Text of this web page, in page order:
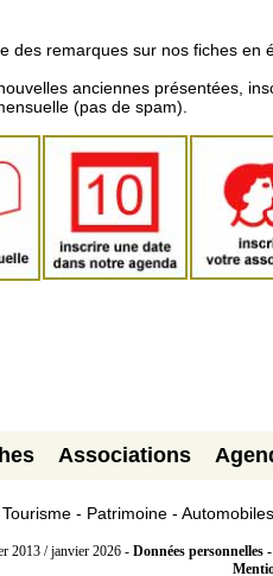
des remarques sur nos fiches en
anciennes présentées,
(pas de spam).
Associations
- Patrimoine - Automobiles
2013 / janvier 2026 - Données personnelles